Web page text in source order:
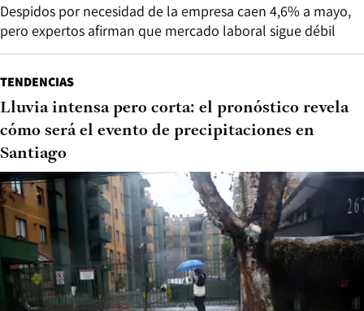
Despidos por necesidad de la empresa caen 4,6% a mayo,
pero expertos afirman que mercado laboral sigue débil
TENDENCIAS
Lluvia intensa pero corta: el pronóstico revela
cómo será el evento de precipitaciones en
Santiago